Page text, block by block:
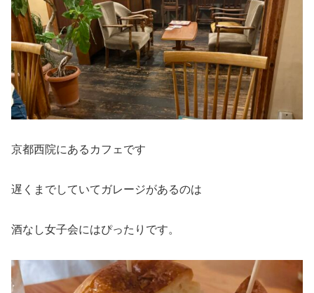
京都西院にあるカフェです
遅くまでしていてガレージがあるのは
酒なし女子会にはぴったりです。